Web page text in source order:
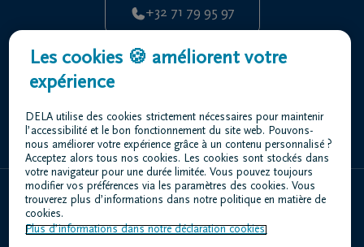
+32 71 79 95 97
Rue Sur Champt 1/a 5530 Yvoir
+32 71 79 95 97
À propos de nous
Les cookies 🍪 améliorent votre
expérience
DELA utilise des cookies strictement nécessaires pour maintenir
l’accessibilité et le bon fonctionnement du site web. Pouvons-
nous améliorer votre expérience grâce à un contenu personnalisé ?
Acceptez alors tous nos cookies. Les cookies sont stockés dans
votre navigateur pour une durée limitée. Vous pouvez toujours
modifier vos préférences via les paramètres des cookies. Vous
trouverez plus d’informations dans notre politique en matière de
cookies.
Plus d’informations dans notre déclaration cookies.